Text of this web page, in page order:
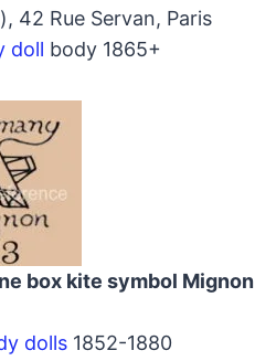
42 Rue Servan, Paris
doll body 1865+
box kite symbol Mignon
dolls 1852-1880